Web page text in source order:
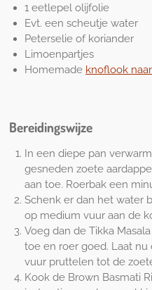
1 eetlepel olijfolie
Evt. een scheutje water
Peterselie of koriander
Limoenpartjes
Homemade knoflook
Bereidingswijze
In een diepe pan
gesneden zoete
aan toe. Roerbak een
Schenk er dan het water
op medium vuur aan de
Voeg dan de Tikka
toe en roer goed. Laat
vuur pruttelen tot de
Kook de Brown Basmati